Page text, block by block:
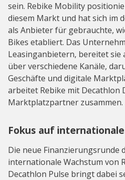
sein. Rebike Mobility
diesem Markt und hat sich im
als Anbieter für gebrauchte,
Bikes etabliert. Das
Leasinganbietern, bereitet sie
über verschiedene Kanäle,
Geschäfte und digitale
arbeitet Rebike mit Decathlon
Marktplatzpartner zusammen.
Fokus auf
Die neue Finanzierungsrunde
internationale Wachstum von
Decathlon Pulse bringt dabei